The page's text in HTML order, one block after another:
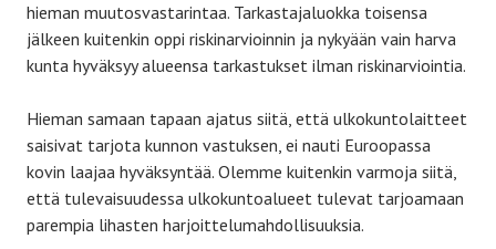
hieman muutosvastarintaa. Tarkastajaluokka toisensa
jälkeen kuitenkin oppi riskinarvioinnin ja nykyään vain harva
kunta hyväksyy alueensa tarkastukset ilman riskinarviointia.
Hieman samaan tapaan ajatus siitä, että ulkokuntolaitteet
saisivat tarjota kunnon vastuksen, ei nauti Euroopassa
kovin laajaa hyväksyntää. Olemme kuitenkin varmoja siitä,
että tulevaisuudessa ulkokuntoalueet tulevat tarjoamaan
parempia lihasten harjoittelumahdollisuuksia.